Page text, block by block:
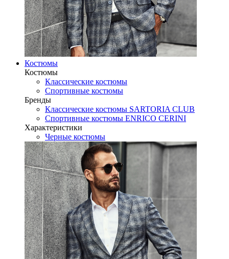
Костюмы
Костюмы
Классические костюмы
Спортивные костюмы
Бренды
Классические костюмы SARTORIA CLUB
Спортивные костюмы ENRICO CERINI
Характеристики
Черные костюмы